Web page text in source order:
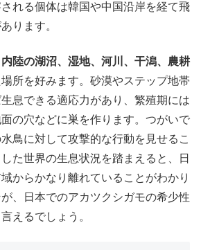
れる個体は韓国や中国沿岸を経て飛
ります。
内陸の湖沼、湿地、河川、干潟、農耕
所を好みます。砂漠やステップ地帯
息できる適応力があり、繁殖期には
の穴などに巣を作ります。つがいで
鳥に対して攻撃的な行動を見せるこ
た世界の生息状況を踏まえると、日
からかなり離れていることがわかり
、日本でのアカツクシガモの希少性
えるでしょう。